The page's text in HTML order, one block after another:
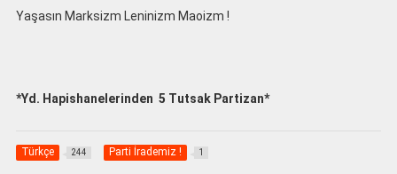
Yaşasın Marksizm Leninizm Maoizm !
*Yd. Hapishanelerinden 5 Tutsak Partizan*
Türkçe 244 Parti İrademiz ! 1